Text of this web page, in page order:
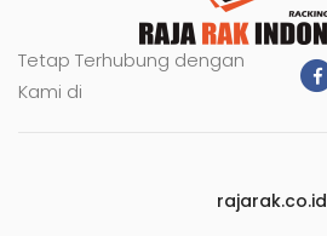
Tetap Terhubung dengan
Kami di
rajarak.co.id